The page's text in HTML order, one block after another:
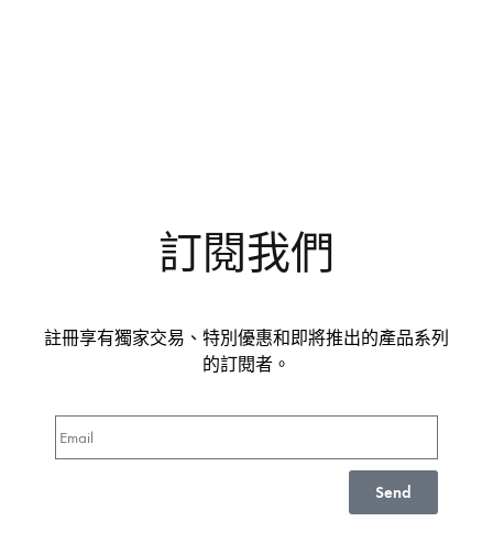
訂閱我們
註冊享有獨家交易、特別優惠和即將推出的產品系列
的訂閱者。
Send